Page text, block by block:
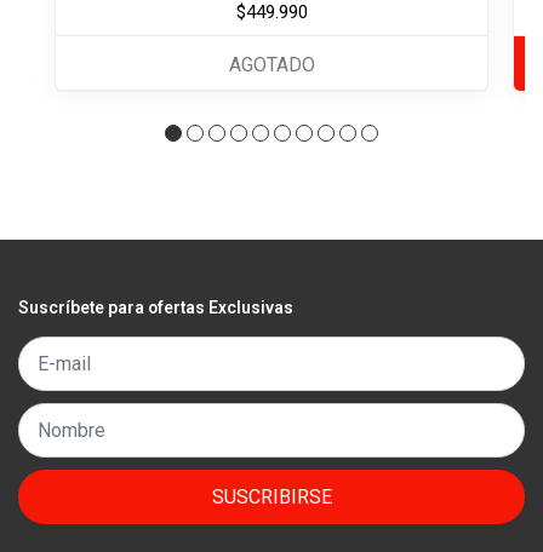
$449.990
AGOTADO
Suscríbete para ofertas Exclusivas
SUSCRIBIRSE